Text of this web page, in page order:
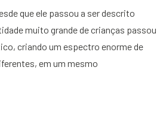
que ele passou a ser descrito
muito grande de crianças passou
criando um espectro enorme de
em um mesmo